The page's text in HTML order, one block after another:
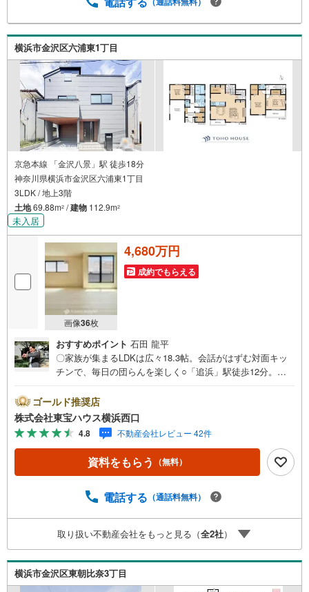
あり、実際の適用金利は融資実行時のものとなります。金
利情勢により表記の返済額と異なる場合があります。ーー
ーーーーーーーーーーーーーーーーーーーーーーー
横浜市金沢区六浦東1丁目
京急本線 「金沢八景」駅 徒歩18分
神奈川県横浜市金沢区六浦東1丁目
3LDK / 地上3階
土地69.88m2 /建物 112.9m2
未入居
画像36枚
4,680万円
成約でもらえる
おすすめポイント 石田 龍平
〇家族が集まるLDKは広々18.3帖。会話がはずむ対面キッ
チンで、毎日の団らんを楽しく○「追浜」駅徒歩12分。家
ーや大型収納など、お片付けがラクになる充実の設計でス
ッキリとした暮らしーーーーYahoo！ 不動産キャンペーン
対象店舗ーーーー当店で物件を成約するとPayPayボーナス
ライトがもらえる「Yahoo！ 不動産 物件ご成約キャンペー
ン」の対象になります。「資料をもらう」「見学予約をす
る」ボタンからお問い合わせください。※必ずYahoo！ JAP
は出金と譲渡はできません。有効期限は付与日から60日で
ーー紹介金融機関/都市銀行利率/年利 0.95％（変動金利）※
上記金利は 2026年8月時点 のものであり、実際の適用金利
は融資実行時のものとなります。金利情勢により表記の返
済額と異なる場合があります。ーーーーーーーーー
ゴールド推奨店
株式会社東宝ハウス横浜西口
4.8 不動産会社レビュー 42件
資料をもらう （無料）
電話する （通話料無料）
取り扱い不動産会社をもっと見る（全2社）
横浜市金沢区東朝比奈3丁目